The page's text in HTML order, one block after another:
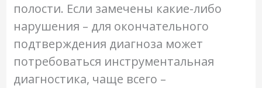
полости. Если замечены какие-либо
нарушения – для окончательного
подтверждения диагноза может
потребоваться инструментальная
диагностика, чаще всего –